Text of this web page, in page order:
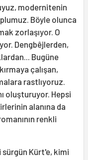
modernitenin
Böyle olunca
zorlaşıyor. O
Dengbêjlerden,
Bugüne
çalışan,
rastlıyoruz.
oluşturuyor. Hepsi
alanına da
renkli
Kürt'e, kimi